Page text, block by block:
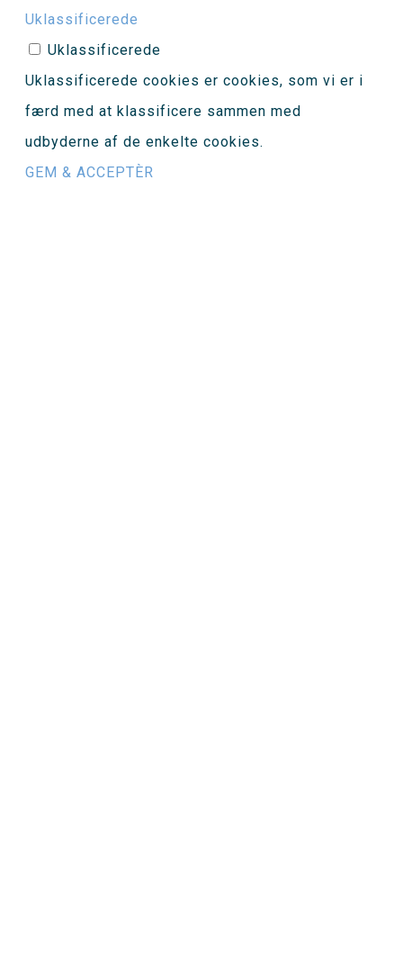
Uklassificerede
Uklassificerede
Uklassificerede cookies er cookies, som vi er i
færd med at klassificere sammen med
udbyderne af de enkelte cookies.
GEM & ACCEPTÈR